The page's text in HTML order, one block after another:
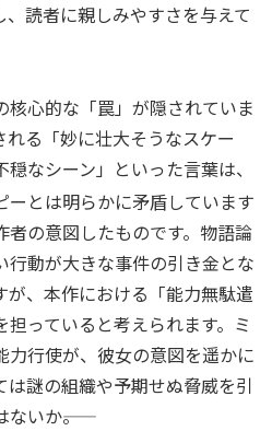
読者に親しみやすさを与えて
核心的な「罠」が隠されていま
る「妙に壮大そうなスケー
なシーン」といった言葉は、
ーとは明らかに矛盾しています
者の意図したものです。物語論
行動が大きな事件の引き金とな
が、本作における「能力無駄遣
っていると考えられます。ミ
力行使が、彼女の意図を遥かに
謎の組織や予期せぬ脅威を引
いか――。